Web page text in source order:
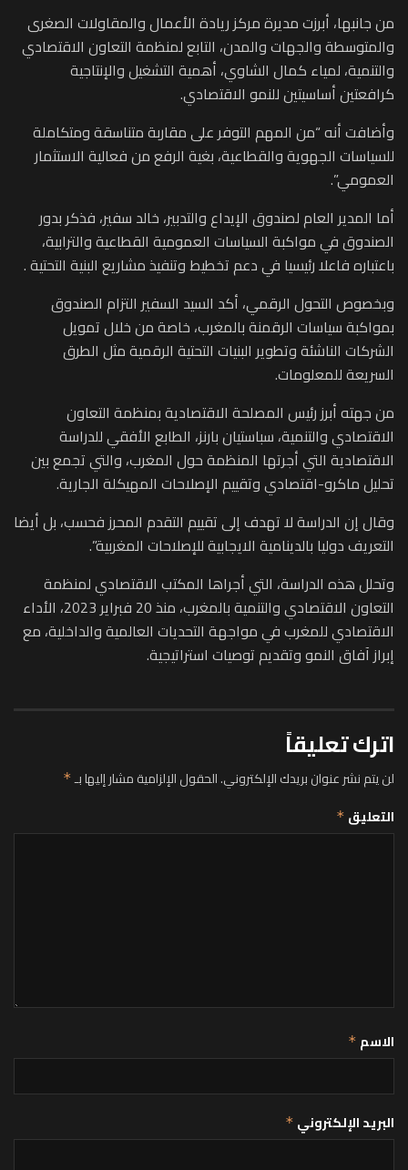
من جانبها، أبرزت مديرة مركز ريادة الأعمال والمقاولات الصغرى
والمتوسطة والجهات والمدن، التابع لمنظمة التعاون الاقتصادي
والتنمية، لمياء كمال الشاوي، أهمية التشغيل والإنتاجية
كرافعتين أساسيتين للنمو الاقتصادي.
وأضافت أنه “من المهم التوفر على مقاربة متناسقة ومتكاملة
للسياسات الجهوية والقطاعية، بغية الرفع من فعالية الاستثمار
العمومي”.
أما المدير العام لصندوق الإيداع والتدبير، خالد سفير، فذكر بدور
الصندوق في مواكبة السياسات العمومية القطاعية والترابية،
باعتباره فاعلا رئيسيا في دعم تخطيط وتنفيذ مشاريع البنية التحتية .
وبخصوص التحول الرقمي، أكد السيد السفير التزام الصندوق
بمواكبة سياسات الرقمنة بالمغرب، خاصة من خلال تمويل
الشركات الناشئة وتطوير البنيات التحتية الرقمية مثل الطرق
السريعة للمعلومات.
من جهته أبرز رئيس المصلحة الاقتصادية بمنظمة التعاون
الاقتصادي والتنمية، سباستيان بارنز، الطابع الأفقي للدراسة
الاقتصادية التي أجرتها المنظمة حول المغرب، والتي تجمع بين
تحليل ماكرو-اقتصادي وتقييم الإصلاحات المهيكلة الجارية.
وقال إن الدراسة لا تهدف إلى تقييم التقدم المحرز فحسب، بل أيضا
التعريف دوليا بالدينامية الايجابية للإصلاحات المغربية”.
وتحلل هذه الدراسة، التي أجراها المكتب الاقتصادي لمنظمة
التعاون الاقتصادي والتنمية بالمغرب، منذ 20 فبراير 2023، الأداء
الاقتصادي للمغرب في مواجهة التحديات العالمية والداخلية، مع
إبراز آفاق النمو وتقديم توصيات استراتيجية.
اترك تعليقاً
لن يتم نشر عنوان بريدك الإلكتروني.الحقول الإلزامية مشار إليها بـ*
التعليق *
الاسم *
البريد الإلكتروني *